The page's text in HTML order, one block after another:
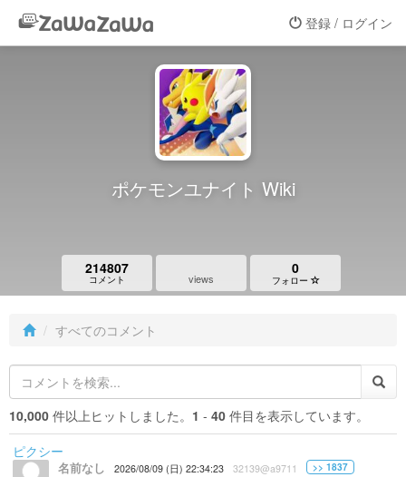
登録 / ログイン
ポケモンユナイト Wiki
214807
コメント views
0
フォロー
すべてのコメント
10,000 件以上ヒットしました。 1 - 40 件目を表示しています。
ピクシー
名前なし 2026/08/09 (日) 22:34:23 32139@a9711 >> 1837